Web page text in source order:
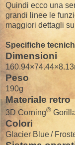
Quindi ecco una
grandi linee le
maggiori dettagli
Specifiche
Dimensioni
Peso
190g
Materiale retro
3D Corning®
Colori
Glacier Blue /